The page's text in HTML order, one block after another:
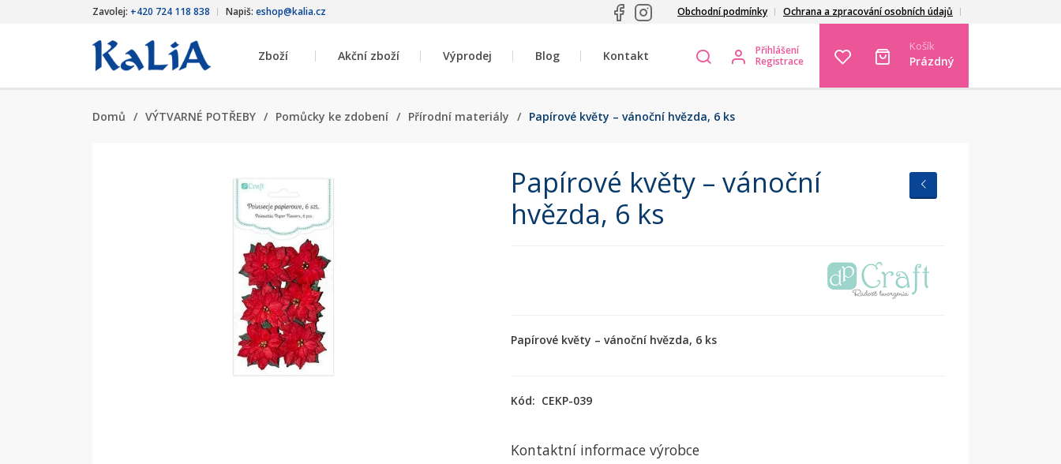
Zavolej: +420 724 118 838 Napiš: eshop@kalia.cz Obchodní podmínky Ochrana a zpracování osobních údajů
Zboží Akční zboží Výprodej Blog Kontakt
Přihlášení
Registrace
Košík
Prázdný
Domů / VÝTVARNÉ POTŘEBY / Pomůcky ke zdobení / Přírodní materiály / Papírové květy – vánoční hvězda, 6 ks
Papírové květy – vánoční
hvězda, 6 ks
Papírové květy – vánoční hvězda, 6 ks
Kód: CEKP-039
Kontaktní informace výrobce